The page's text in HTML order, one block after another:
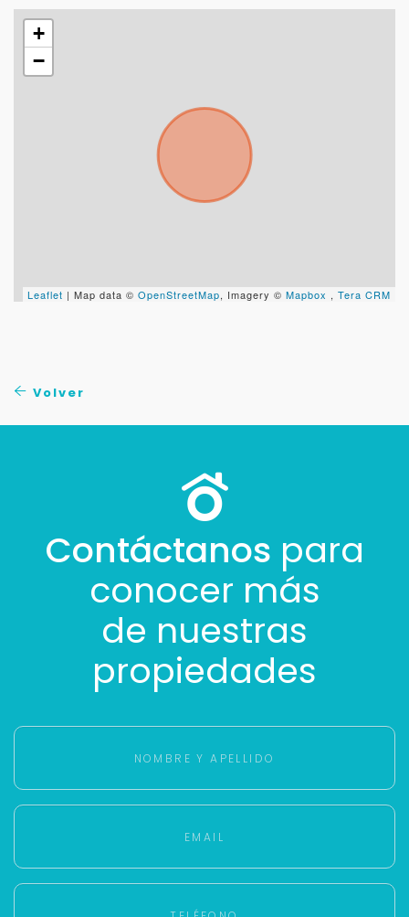
+
−
Leaflet | Map data © OpenStreetMap, Imagery © Mapbox , Tera CRM
Volver
Contáctanos para
conocer más
de nuestras
propiedades